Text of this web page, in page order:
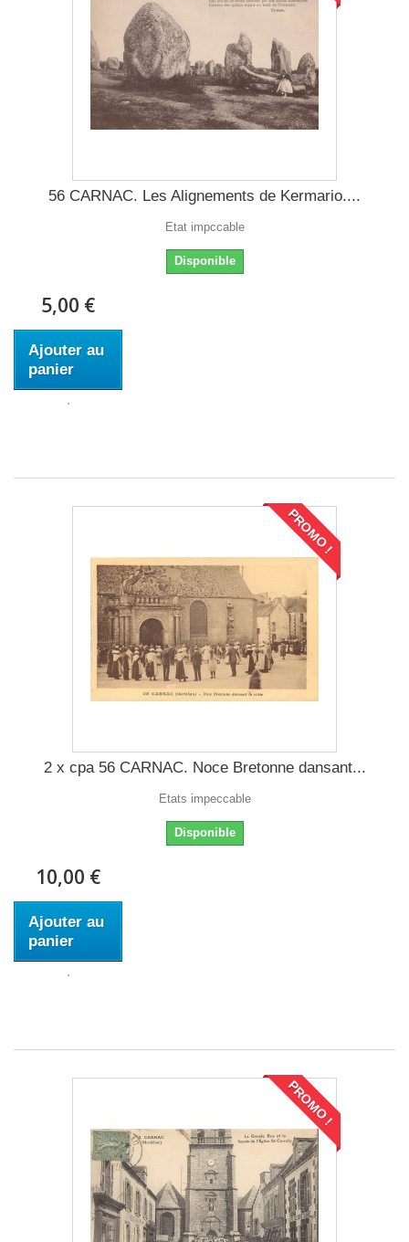
56 CARNAC. Les Alignements de Kermario....
Etat impccable
Disponible
5,00 €
Ajouter au
panier
PROMO !
2 x cpa 56 CARNAC. Noce Bretonne dansant...
Etats impeccable
Disponible
10,00 €
Ajouter au
panier
PROMO !